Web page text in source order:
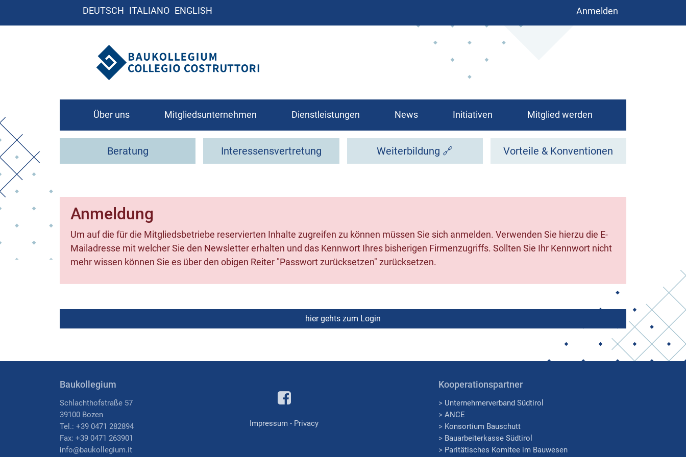
DEUTSCH ITALIANO ENGLISH Benutzermenü
Anmelden
Über uns
Leitbild
Organigramm
Mitgliedsunternehmen Dienstleistungen News Initiativen Mitglied werden
Beratung Interessensvertretung Weiterbildung 🔗 Vorteile & Konventionen
Anmeldung
Um auf die für die Mitgliedsbetriebe reservierten Inhalte zugreifen zu können müssen Sie sich anmelden. Verwenden Sie hierzu die E-
Mailadresse mit welcher Sie den Newsletter erhalten und das Kennwort Ihres bisherigen Firmenzugriffs. Sollten Sie Ihr Kennwort nicht
mehr wissen können Sie es über den obigen Reiter "Passwort zurücksetzen" zurücksetzen.
Baukollegium
Schlachthofstraße 57
39100 Bozen
Tel.: +39 0471 282894
Fax: +39 0471 263901
info@baukollegium.it
Impressum - Privacy
Kooperationspartner
> Unternehmerverband Südtirol
>ANCE
> Konsortium Bauschutt
> Bauarbeiterkasse Südtirol
> Paritätisches Komitee im Bauwesen